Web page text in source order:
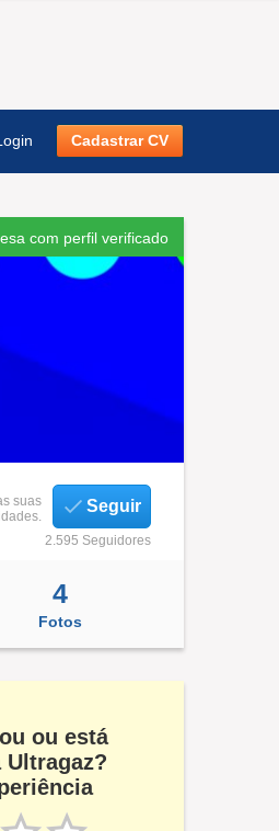
Cadastrar CV
com perfil verificado
suas
Seguir
2.595 Seguidores
4
Fotos
ou está
Ultragaz?